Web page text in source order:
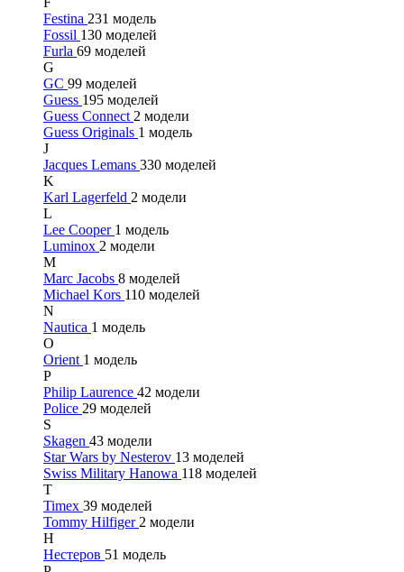
Festina 231 модель
Fossil 130 моделей
Furla 69 моделей
G
GC 99 моделей
Guess 195 моделей
Guess Connect 2 модели
Guess Originals 1 модель
J
Jacques Lemans 330 моделей
K
Karl Lagerfeld 2 модели
L
Lee Cooper 1 модель
Luminox 2 модели
M
Marc Jacobs 8 моделей
Michael Kors 110 моделей
N
Nautica 1 модель
O
Orient 1 модель
P
Philip Laurence 42 модели
Police 29 моделей
S
Skagen 43 модели
Star Wars by Nesterov 13 моделей
Swiss Military Hanowa 118 моделей
T
Timex 39 моделей
Tommy Hilfiger 2 модели
Н
Нестеров 51 модель